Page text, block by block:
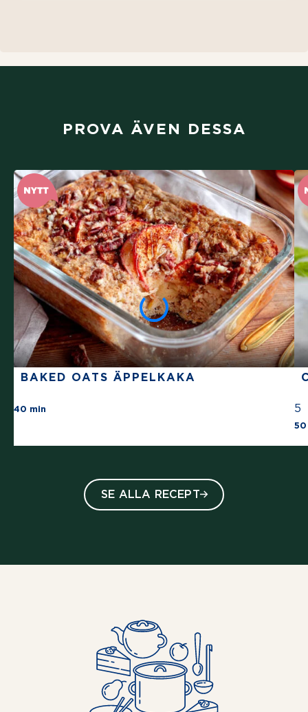
PROVA ÄVEN DESSA
BAKED OATS ÄPPELKAKA
40 min 5
50
SE ALLA RECEPT